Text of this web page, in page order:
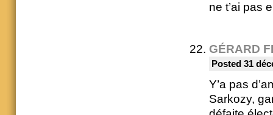
ne t’ai pas
GÉRARD
Posted 31
Y’a pas
Sarkozy,